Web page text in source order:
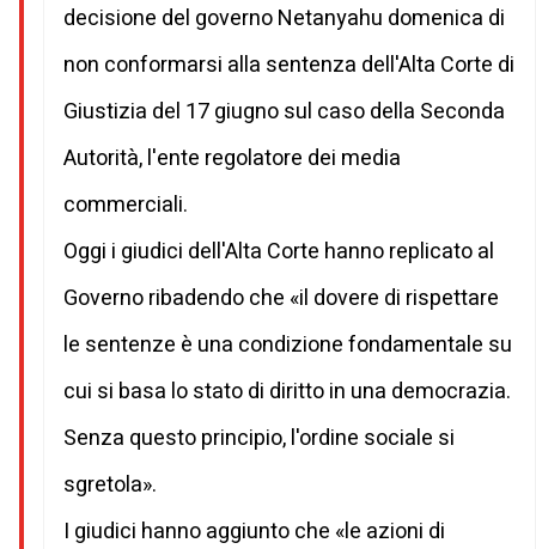
decisione del governo Netanyahu domenica di
non conformarsi alla sentenza dell'Alta Corte di
Giustizia del 17 giugno sul caso della Seconda
Autorità, l'ente regolatore dei media
commerciali.
Oggi i giudici dell'Alta Corte hanno replicato al
Governo ribadendo che «il dovere di rispettare
le sentenze è una condizione fondamentale su
cui si basa lo stato di diritto in una democrazia.
Senza questo principio, l'ordine sociale si
sgretola».
I giudici hanno aggiunto che «le azioni di